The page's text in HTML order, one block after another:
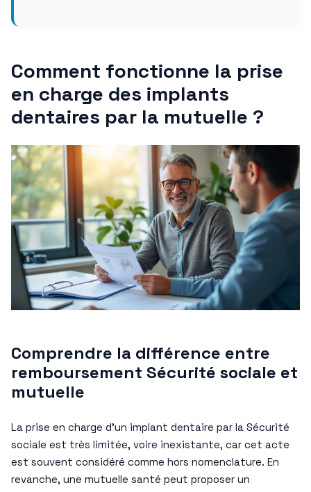
Comment fonctionne la prise
en charge des implants
dentaires par la mutuelle ?
Comprendre la différence entre
remboursement Sécurité sociale et
mutuelle
La prise en charge d’un implant dentaire par la Sécurité
sociale est très limitée, voire inexistante, car cet acte
est souvent considéré comme hors nomenclature. En
revanche, une mutuelle santé peut proposer un